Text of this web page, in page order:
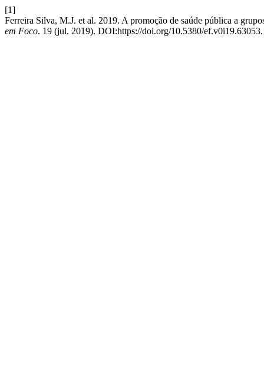
[1]
Ferreira Silva, M.J. et al. 2019. A promoção de saúde pública a
em Foco. 19 (jul. 2019). DOI:https://doi.org/10.5380/ef.v0i19.63053.